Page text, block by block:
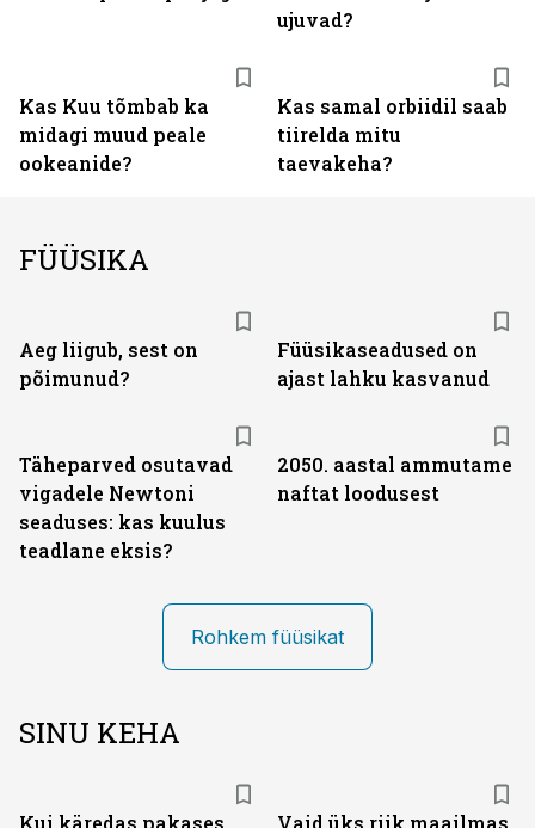
ujuvad?
Kas Kuu tõmbab ka
midagi muud peale
ookeanide?
Kas samal orbiidil saab
tiirelda mitu
taevakeha?
FÜÜSIKA
Aeg liigub, sest on
põimunud?
Füüsikaseadused on
ajast lahku kasvanud
Täheparved osutavad
vigadele Newtoni
seaduses: kas kuulus
teadlane eksis?
2050. aastal ammutame
naftat loodusest
Rohkem füüsikat
SINU KEHA
Kui käredas pakases Vaid üks riik maailmas